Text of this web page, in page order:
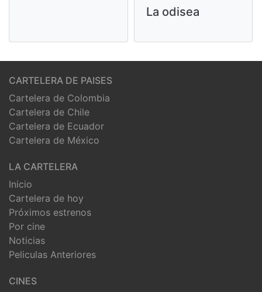
La odisea
CARTELERA DE PAISES
Cartelera de Colombia
Cartelera de Chile
Cartelera de Ecuador
Cartelera de México
LA CARTELERA
Inicio
Cartelera de hoy
Próximos estrenos
Por cine
Noticias
Peliculas Anteriores
CINES